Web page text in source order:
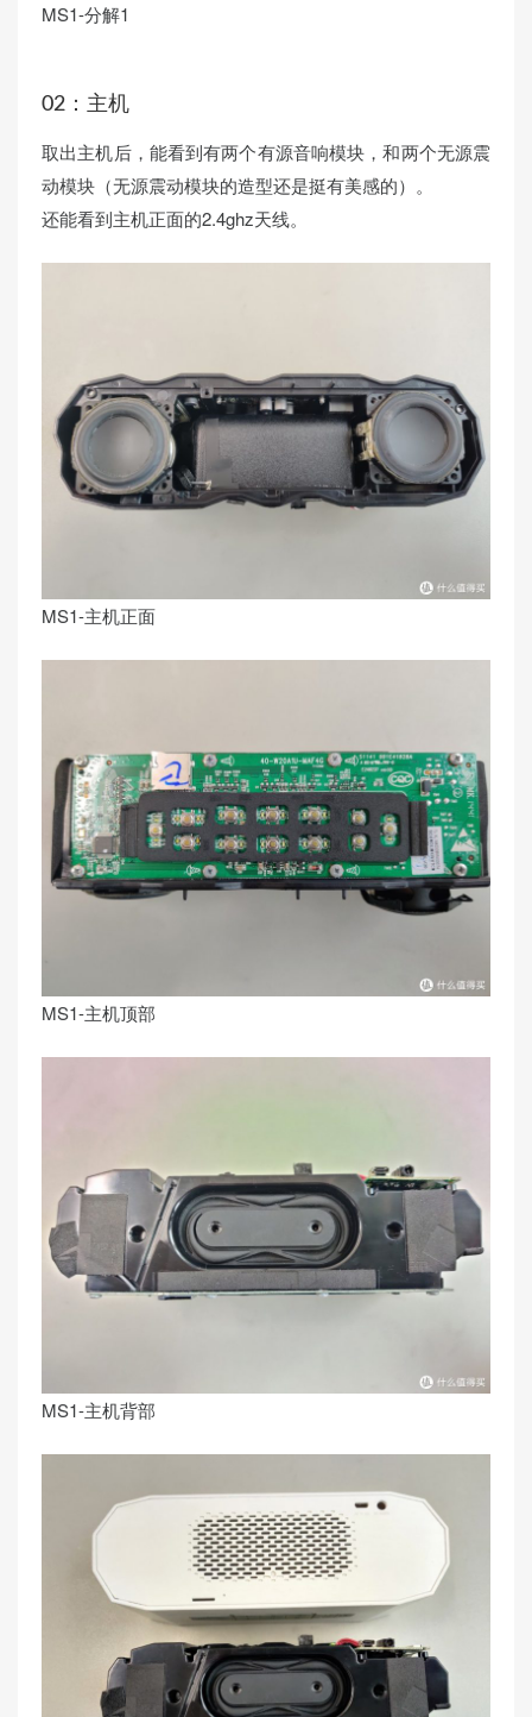
MS1-分解1
02：主机
取出主机后，能看到有两个有源音响模块，和两个无源震
动模块（无源震动模块的造型还是挺有美感的）。
还能看到主机正面的2.4ghz天线。
MS1-主机正面
MS1-主机顶部
MS1-主机背部